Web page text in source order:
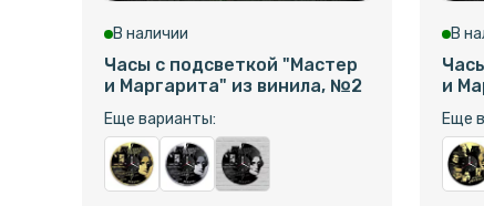
В наличии
Часы с подсветкой "Мастер
и Маргарита" из винила, №2
Еще варианты:
В
и
Еще